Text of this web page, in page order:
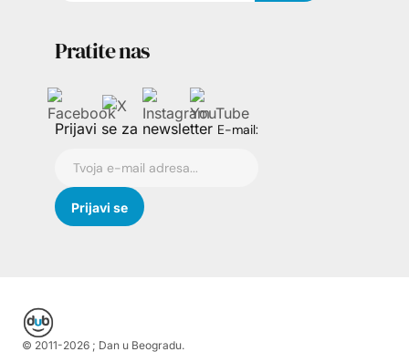
Pratite nas
Prijavi se za newsletter E-mail:
© 2011-2026 ; Dan u Beogradu.